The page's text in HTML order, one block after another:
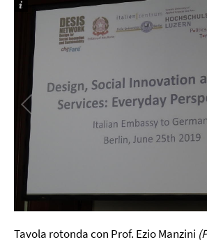
Tavola rotonda con Prof. Ezio Manzini